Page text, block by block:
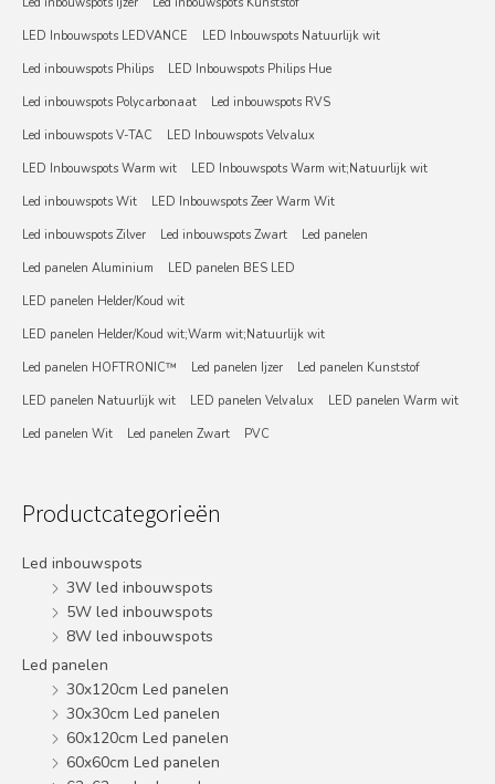
LED Inbouwspots LEDVANCE
LED Inbouwspots Natuurlijk wit
Led inbouwspots Philips
LED Inbouwspots Philips Hue
Led inbouwspots Polycarbonaat
Led inbouwspots RVS
Led inbouwspots V-TAC
LED Inbouwspots Velvalux
LED Inbouwspots Warm wit
LED Inbouwspots Warm wit;Natuurlijk wit
Led inbouwspots Wit
LED Inbouwspots Zeer Warm Wit
Led inbouwspots Zilver
Led inbouwspots Zwart
Led panelen
Led panelen Aluminium
LED panelen BES LED
LED panelen Helder/Koud wit
LED panelen Helder/Koud wit;Warm wit;Natuurlijk wit
Led panelen HOFTRONIC™
Led panelen Ijzer
Led panelen Kunststof
LED panelen Natuurlijk wit
LED panelen Velvalux
LED panelen Warm wit
Led panelen Wit
Led panelen Zwart PVC
Productcategorieën
Led inbouwspots
3W led inbouwspots
5W led inbouwspots
8W led inbouwspots
Led panelen
30x120cm Led panelen
30x30cm Led panelen
60x120cm Led panelen
60x60cm Led panelen